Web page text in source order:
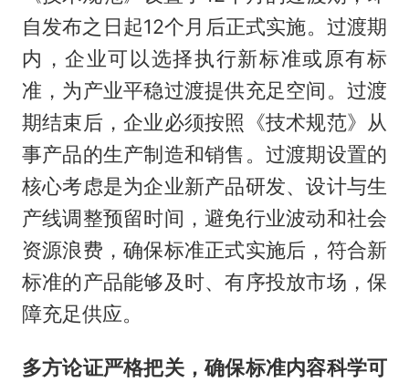
自发布之日起12个月后正式实施。过渡期
内，企业可以选择执行新标准或原有标
准，为产业平稳过渡提供充足空间。过渡
期结束后，企业必须按照《技术规范》从
事产品的生产制造和销售。过渡期设置的
核心考虑是为企业新产品研发、设计与生
产线调整预留时间，避免行业波动和社会
资源浪费，确保标准正式实施后，符合新
标准的产品能够及时、有序投放市场，保
障充足供应。
多方论证严格把关，确保标准内容科学可